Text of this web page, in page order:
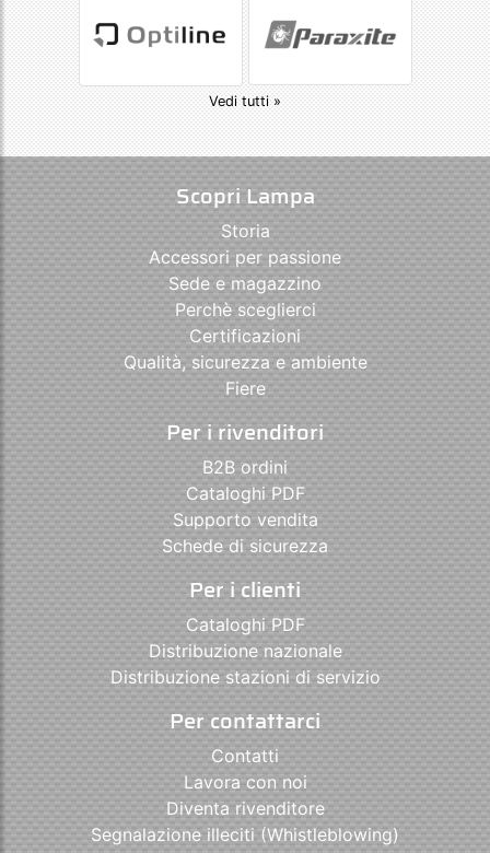
Vedi tutti »
Scopri Lampa
Storia
Accessori per passione
Sede e magazzino
Perchè sceglierci
Certificazioni
Qualità, sicurezza e ambiente
Fiere
Per i rivenditori
B2B ordini
Cataloghi PDF
Supporto vendita
Schede di sicurezza
Per i clienti
Cataloghi PDF
Distribuzione nazionale
Distribuzione stazioni di servizio
Per contattarci
Contatti
Lavora con noi
Diventa rivenditore
Segnalazione illeciti (Whistleblowing)